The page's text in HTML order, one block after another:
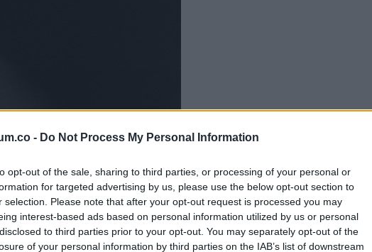
- Do Not Process My Personal Information
opt-out of the sale, sharing to third parties, or processing of your personal or
for targeted advertising by us, please use the below opt-out section to
selection. Please note that after your opt-out request is processed you may
interest-based ads based on personal information utilized by us or personal
to third parties prior to your opt-out. You may separately opt-out of the
of your personal information by third parties on the IAB’s list of downstream